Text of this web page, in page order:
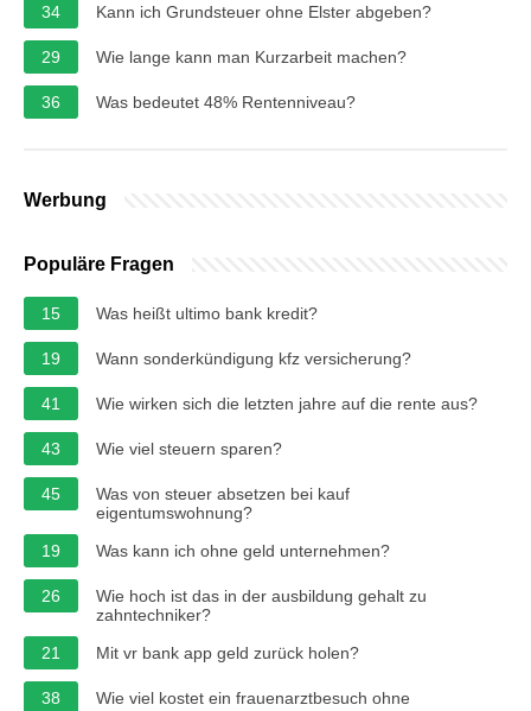
34 Kann ich Grundsteuer ohne Elster abgeben?
29 Wie lange kann man Kurzarbeit machen?
36 Was bedeutet 48% Rentenniveau?
Werbung
Populäre Fragen
15 Was heißt ultimo bank kredit?
19 Wann sonderkündigung kfz versicherung?
41 Wie wirken sich die letzten jahre auf die rente aus?
43 Wie viel steuern sparen?
45
Was von steuer absetzen bei kauf
eigentumswohnung?
19
Was kann ich ohne geld unternehmen?
26
Wie hoch ist das in der ausbildung gehalt zu
zahntechniker?
21
Mit vr bank app geld zurück holen?
38
Wie viel kostet ein frauenarztbesuch ohne